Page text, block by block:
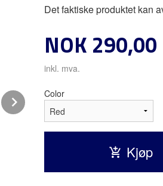
Next
Det faktiske produktet kan
Pris
NOK 290,00
inkl. mva.
Color
Kjøp